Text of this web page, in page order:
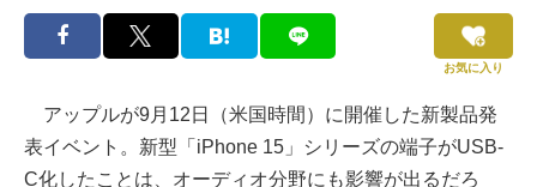
お気に入り
アップルが9月12日（米国時間）に開催した新製品発
表イベント。新型「iPhone 15」シリーズの端子がUSB-
C化したことは、オーディオ分野にも影響が出るだろ